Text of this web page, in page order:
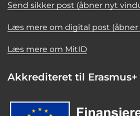
Send sikker post (åbner nyt
Læs mere om digital post
Læs mere om MitID
Akkrediteret til Erasmus+